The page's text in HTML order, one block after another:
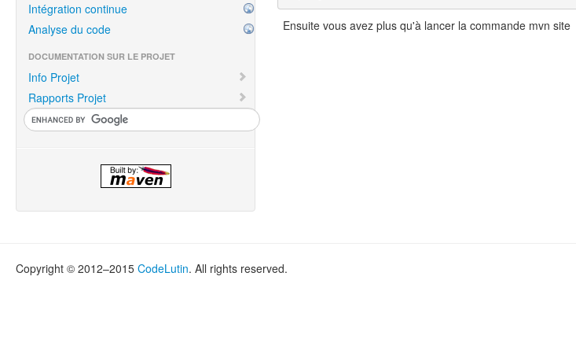
Intégration continue
Analyse du code
DOCUMENTATION SUR LE PROJET
Info Projet
Rapports Projet
Ensuite vous avez plus qu'à lancer la commande mvn site
Copyright © 2012–2015 CodeLutin. All rights reserved.